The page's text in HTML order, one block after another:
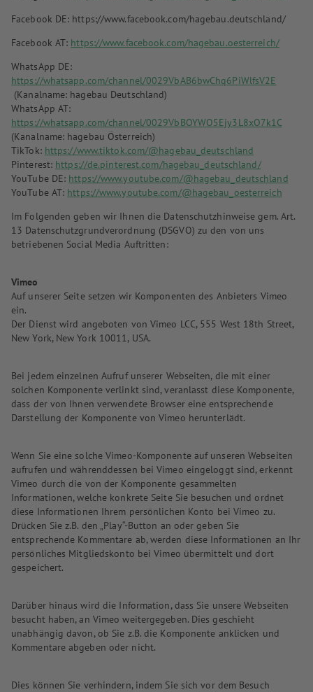
Facebook DE: https://www.facebook.com/hagebau.deutschland/
Facebook AT: https://www.facebook.com/hagebau.oesterreich/
WhatsApp DE:
https://whatsapp.com/channel/0029VbAB6bwChq6PiWlfsV2E
(Kanalname: hagebau Deutschland)
WhatsApp AT:
https://whatsapp.com/channel/0029VbBOYWO5Ejy3L8xO7k1C
(Kanalname: hagebau Österreich)
TikTok: https://www.tiktok.com/@hagebau_deutschland
Pinterest: https://de.pinterest.com/hagebau_deutschland/
YouTube DE: https://www.youtube.com/@hagebau_deutschland
YouTube AT: https://www.youtube.com/@hagebau_oesterreich
Im Folgenden geben wir Ihnen die Datenschutzhinweise gem. Art.
13 Datenschutzgrundverordnung (DSGVO) zu den von uns
betriebenen Social Media Auftritten:
Vimeo
Auf unserer Seite setzen wir Komponenten des Anbieters Vimeo
ein.
Der Dienst wird angeboten von Vimeo LCC, 555 West 18th Street,
New York, New York 10011, USA.
Bei jedem einzelnen Aufruf unserer Webseiten, die mit einer
solchen Komponente verlinkt sind, veranlasst diese Komponente,
dass der von Ihnen verwendete Browser eine entsprechende
Darstellung der Komponente von Vimeo herunterlädt.
Wenn Sie eine solche Vimeo-Komponente auf unseren Webseiten
aufrufen und währenddessen bei Vimeo eingeloggt sind, erkennt
Vimeo durch die von der Komponente gesammelten
Informationen, welche konkrete Seite Sie besuchen und ordnet
diese Informationen Ihrem persönlichen Konto bei Vimeo zu.
Drücken Sie z.B. den „Play“-Button an oder geben Sie
entsprechende Kommentare ab, werden diese Informationen an Ihr
persönliches Mitgliedskonto bei Vimeo übermittelt und dort
gespeichert.
Darüber hinaus wird die Information, dass Sie unsere Webseiten
besucht haben, an Vimeo weitergegeben. Dies geschieht
unabhängig davon, ob Sie z.B. die Komponente anklicken und
Kommentare abgeben oder nicht.
Dies können Sie verhindern, indem Sie sich vor dem Besuch